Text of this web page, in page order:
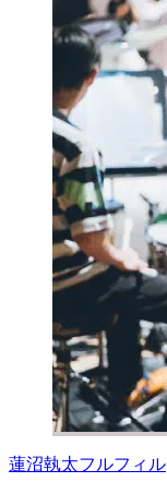
蓮沼執太フルフィル